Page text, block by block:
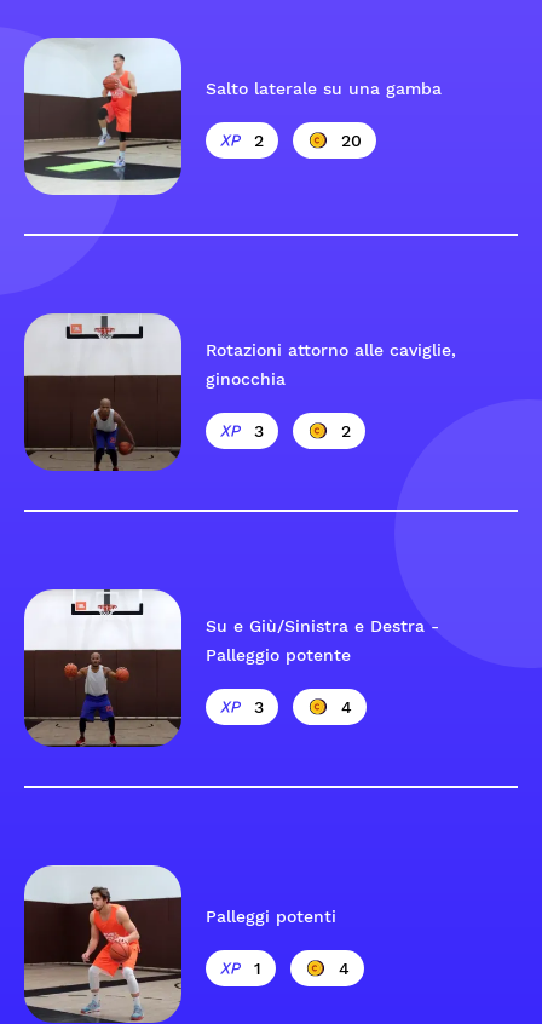
Salto laterale su una gamba
2 20
Rotazioni attorno alle caviglie,
ginocchia
3 2
Su e Giù/Sinistra e Destra -
Palleggio potente
3 4
Palleggi potenti
1 4